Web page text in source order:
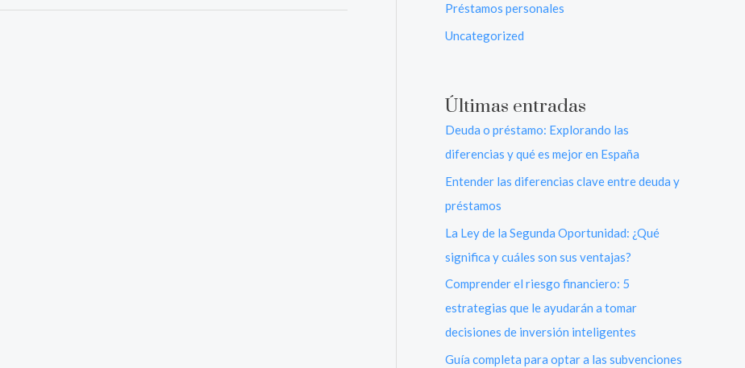
Préstamos personales
Uncategorized
Últimas entradas
Deuda o préstamo: Explorando las
diferencias y qué es mejor en España
Entender las diferencias clave entre deuda y
préstamos
La Ley de la Segunda Oportunidad: ¿Qué
significa y cuáles son sus ventajas?
Comprender el riesgo financiero: 5
estrategias que le ayudarán a tomar
decisiones de inversión inteligentes
Guía completa para optar a las subvenciones